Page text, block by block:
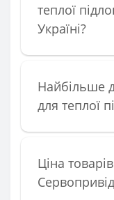
теплої
Україні?
Найбільше
для теплої
Ціна